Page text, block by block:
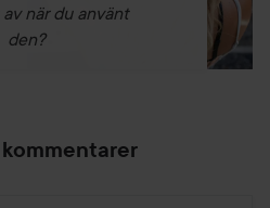
när du använt
den?